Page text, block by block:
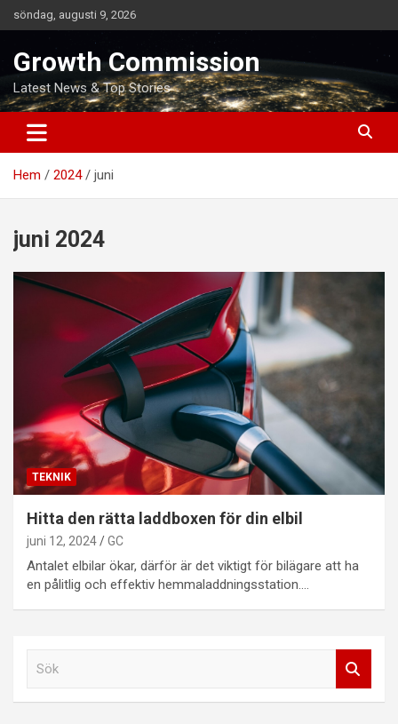
Hoppa
till
söndag, augusti 9, 2026
Growth Commission
Latest News & Top Stories
Hem 2024 juni
juni 2024
TEKNIK
Hitta den rätta laddboxen för din elbil
juni 12, 2024 GC
Antalet elbilar ökar, därför är det viktigt för bilägare att ha
en pålitlig och effektiv hemmaladdningsstation.…